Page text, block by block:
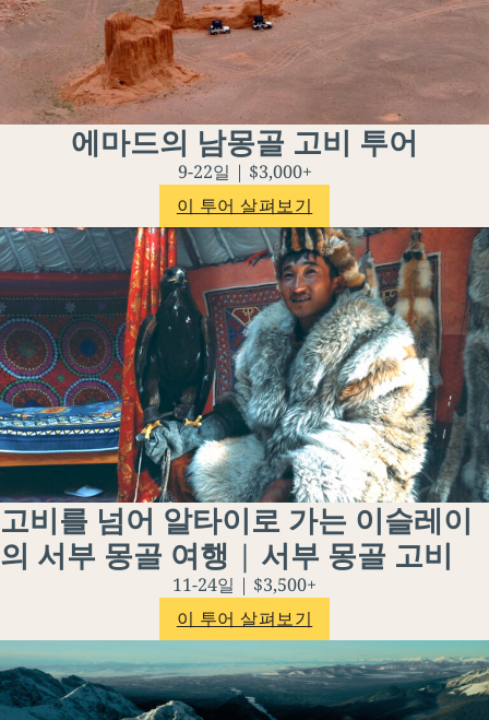
에마드의 남몽골 고비 투어
9-22일 | $3,000+
이 투어 살펴보기
고비를 넘어 알타이로 가는 이슬레이
의 서부 몽골 여행 | 서부 몽골 고비
11-24일 | $3,500+
이 투어 살펴보기